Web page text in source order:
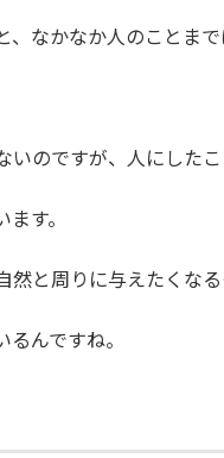
、なかなか人のことまで
いのですが、人にした
す。
然と周りに与えたくな
んですね。